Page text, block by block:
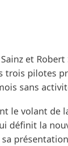
et
trois pilotes
sans
le volant de la
définit la